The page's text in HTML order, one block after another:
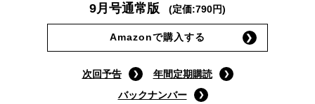
9月号通常版 (定価:790円)
Amazonで購入する
次回予告
年間定期購読
バックナンバー